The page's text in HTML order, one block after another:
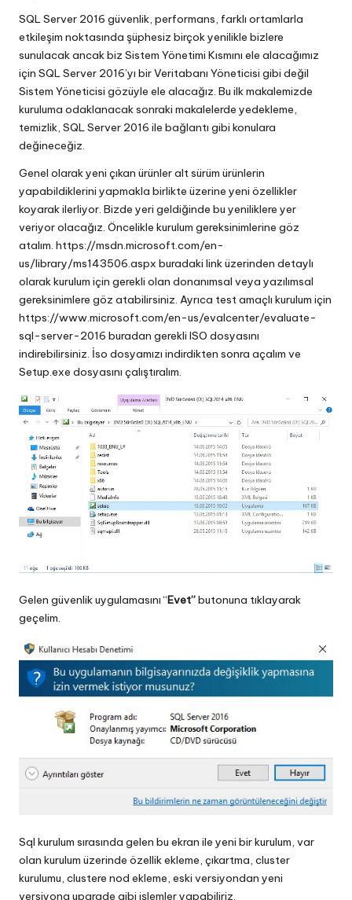
SQL Server 2016 güvenlik, performans, farklı ortamlarla
etkileşim noktasında şüphesiz birçok yenilikle bizlere
sunulacak ancak biz Sistem Yönetimi Kısmını ele alacağımız
için SQL Server 2016’yı bir Veritabanı Yöneticisi gibi değil
Sistem Yöneticisi gözüyle ele alacağız. Bu ilk makalemizde
kuruluma odaklanacak sonraki makalelerde yedekleme,
temizlik, SQL Server 2016 ile bağlantı gibi konulara
değineceğiz.
Genel olarak yeni çıkan ürünler alt sürüm ürünlerin
yapabildiklerini yapmakla birlikte üzerine yeni özellikler
koyarak ilerliyor. Bizde yeri geldiğinde bu yeniliklere yer
veriyor olacağız. Öncelikle kurulum gereksinimlerine göz
atalım. https://msdn.microsoft.com/en-
us/library/ms143506.aspx buradaki link üzerinden detaylı
olarak kurulum için gerekli olan donanımsal veya yazılımsal
gereksinimlere göz atabilirsiniz. Ayrıca test amaçlı kurulum için
https://www.microsoft.com/en-us/evalcenter/evaluate-
sql-server-2016 buradan gerekli ISO dosyasını
indirebilirsiniz. İso dosyamızı indirdikten sonra açalım ve
Setup.exe dosyasını çalıştıralım.
Gelen güvenlik uygulamasını “Evet”butonuna tıklayarak
geçelim.
Sql kurulum sırasında gelen bu ekran ile yeni bir kurulum, var
olan kurulum üzerinde özellik ekleme, çıkartma, cluster
kurulumu, clustere nod ekleme, eski versiyondan yeni
versiyona upgrade gibi işlemler yapabiliriz.